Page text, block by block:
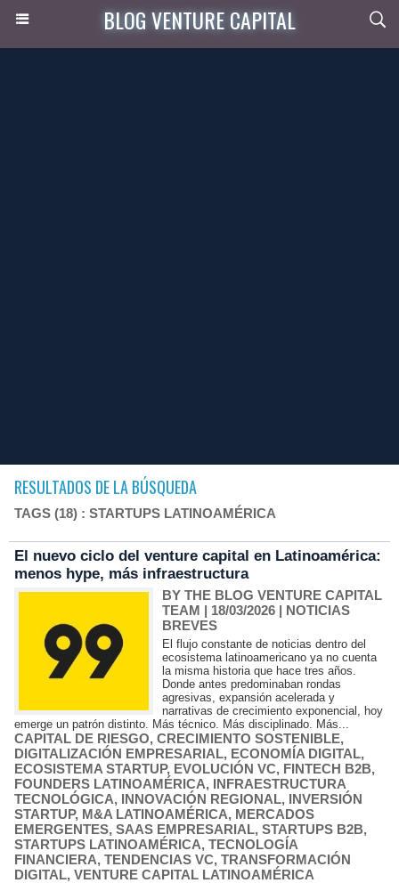
BLOG VENTURE CAPITAL
RESULTADOS DE LA BÚSQUEDA
TAGS (18) : STARTUPS LATINOAMÉRICA
El nuevo ciclo del venture capital en Latinoamérica:
menos hype, más infraestructura
BY THE BLOG VENTURE CAPITAL
TEAM | 18/03/2026 | NOTICIAS
BREVES
El flujo constante de noticias dentro del
ecosistema latinoamericano ya no cuenta
la misma historia que hace tres años.
Donde antes predominaban rondas
agresivas, expansión acelerada y
narrativas de crecimiento exponencial, hoy
emerge un patrón distinto. Más técnico. Más disciplinado. Más...
CAPITAL DE RIESGO, CRECIMIENTO SOSTENIBLE,
DIGITALIZACIÓN EMPRESARIAL, ECONOMÍA DIGITAL,
ECOSISTEMA STARTUP, EVOLUCIÓN VC, FINTECH B2B,
FOUNDERS LATINOAMÉRICA, INFRAESTRUCTURA
TECNOLÓGICA, INNOVACIÓN REGIONAL, INVERSIÓN
STARTUP, M&A LATINOAMÉRICA, MERCADOS
EMERGENTES, SAAS EMPRESARIAL, STARTUPS B2B,
STARTUPS LATINOAMÉRICA, TECNOLOGÍA
FINANCIERA, TENDENCIAS VC, TRANSFORMACIÓN
DIGITAL, VENTURE CAPITAL LATINOAMÉRICA